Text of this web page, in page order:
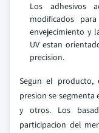
Los adhesivos
modificados
envejecimiento y
UV estan
precision.
Segun el producto,
presion se segmenta
y otros. Los
participacion del